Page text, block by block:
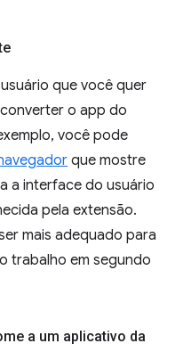
que você quer
o app do
você pode
que mostre
a interface do usuário
pela extensão.
mais adequado para
trabalho em segundo
a um aplicativo da